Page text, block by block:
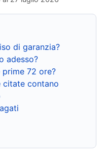
di garanzia?
adesso?
72 ore?
citate contano